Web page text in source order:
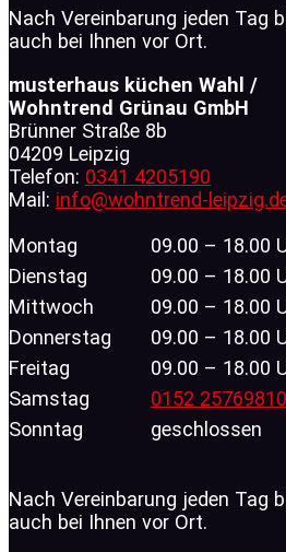
Nach Vereinbarung jeden Tag
auch bei Ihnen vor Ort.
musterhaus küchen Wahl /
Wohntrend Grünau GmbH
Brünner Straße 8b
04209 Leipzig
Telefon: 0341 4205190
Mail: info@wohntrend-
Montag
09.00 – 18.00
Dienstag
09.00 – 18.00
Mittwoch
09.00 – 18.00
Donnerstag
09.00 – 18.00
Freitag
09.00 – 18.00
Samstag
0152 25769810
Sonntag
geschlossen
Nach Vereinbarung jeden Tag
auch bei Ihnen vor Ort.